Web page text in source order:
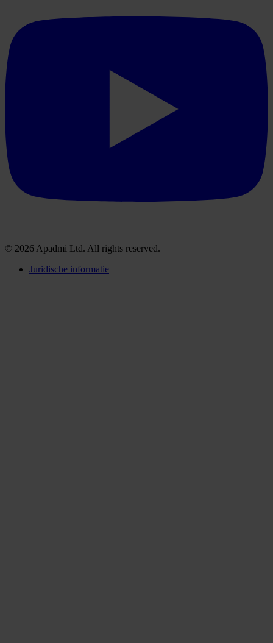
© 2026 Apadmi Ltd. All rights reserved.
Juridische informatie